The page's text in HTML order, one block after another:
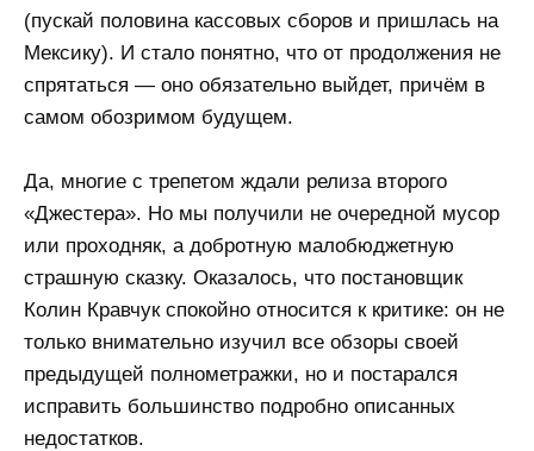
(пускай половина кассовых сборов и пришлась на
Мексику). И стало понятно, что от продолжения не
спрятаться — оно обязательно выйдет, причём в
самом обозримом будущем.
Да, многие с трепетом ждали релиза второго
«Джестера». Но мы получили не очередной мусор
или проходняк, а добротную малобюджетную
страшную сказку. Оказалось, что постановщик
Колин Кравчук спокойно относится к критике: он не
только внимательно изучил все обзоры своей
предыдущей полнометражки, но и постарался
исправить большинство подробно описанных
недостатков.